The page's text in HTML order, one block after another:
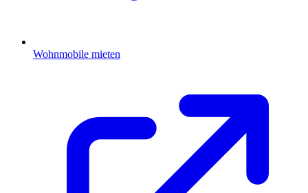
Wohnmobile mieten